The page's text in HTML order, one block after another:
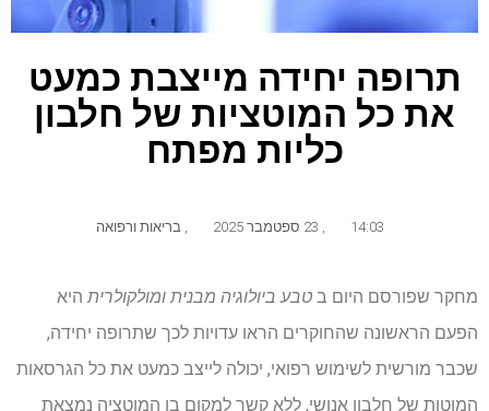
תרופה יחידה מייצבת כמעט
את כל המוטציות של חלבון
כליות מפתח
14:03 בריאות ורפואה
מחקר שפורסם היום ב טבע ביולוגיה מבנית ומולקולריתהיא
הפעם הראשונה שהחוקרים הראו עדויות לכך שתרופה יחידה,
שכבר מורשית לשימוש רפואי, יכולה לייצב כמעט את כל הגרסאות
המוטות של חלבון אנושי, ללא קשר למקום בו המוטציה נמצאת